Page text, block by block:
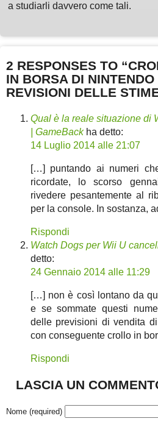
a studiarli davvero come tali.
2 RESPONSES TO
IN BORSA DI
REVISIONI DELLE
Qual è la reale situazione di
| GameBack ha detto:
14 Luglio 2014 alle 21:07
[…] puntando ai numeri
ricordate, lo scorso
rivedere pesantemente al
per la console. In sostanza,
Rispondi
Watch Dogs per Wii U
detto:
24 Gennaio 2014 alle 11:29
[…] non è così lontano da
e se sommate questi
delle previsioni di vendita
con conseguente crollo in
Rispondi
LASCIA UN
Nome (required)